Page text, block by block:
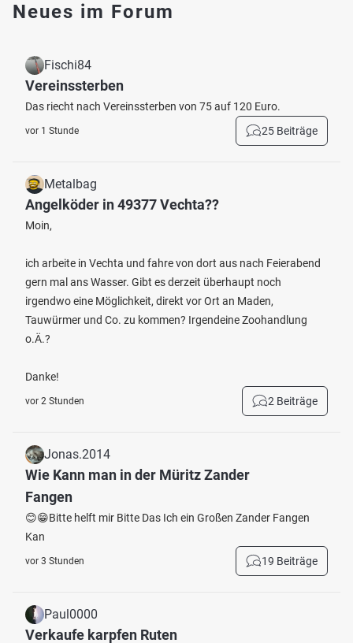
Neues im Forum
Fischi84
Vereinssterben
Das riecht nach Vereinssterben von 75 auf 120 Euro.
vor 1 Stunde 25 Beiträge
Metalbag
Angelköder in 49377 Vechta??
Moin,
ich arbeite in Vechta und fahre von dort aus nach Feierabend
gern mal ans Wasser. Gibt es derzeit überhaupt noch
irgendwo eine Möglichkeit, direkt vor Ort an Maden,
Tauwürmer und Co. zu kommen? Irgendeine Zoohandlung
o.Ä.?
Danke!
vor 2 Stunden 2 Beiträge
Jonas.2014
Wie Kann man in der Müritz Zander
Fangen
😊😁Bitte helft mir Bitte Das Ich ein Großen Zander Fangen
Kan
vor 3 Stunden 19 Beiträge
Paul0000
Verkaufe karpfen Ruten